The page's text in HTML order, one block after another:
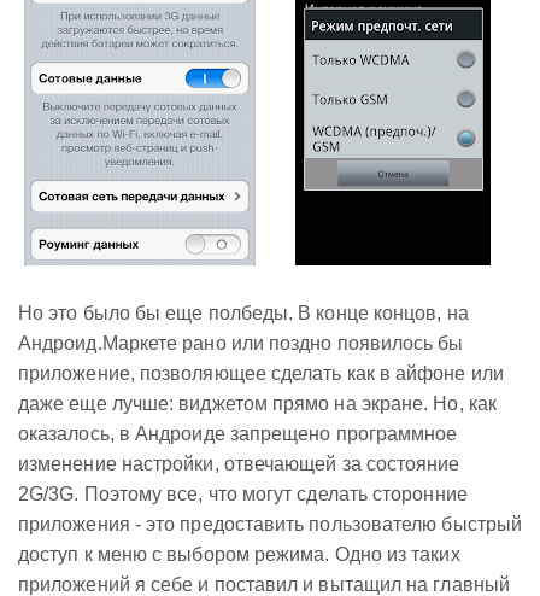
Но это было бы еще полбеды. В конце концов, на
Андроид.Маркете рано или поздно появилось бы
приложение, позволяющее сделать как в айфоне или
даже еще лучше: виджетом прямо на экране. Но, как
оказалось, в Андроиде запрещено программное
изменение настройки, отвечающей за состояние
2G/3G. Поэтому все, что могут сделать сторонние
приложения - это предоставить пользователю быстрый
доступ к меню с выбором режима. Одно из таких
приложений я себе и поставил и вытащил на главный